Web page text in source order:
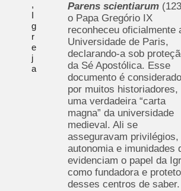
,
I
g
r
e
j
a
Parens scientiarum
o Papa Gregório IX
reconheceu oficialmente
Universidade de Paris,
declarando-a sob
da Sé Apostólica. Esse
documento é
por muitos historiadores,
uma verdadeira “carta
magna” da universidade
medieval. Ali se
asseguravam privilégios,
autonomia e imunidades
evidenciam o papel da
como fundadora e
desses centros de saber.